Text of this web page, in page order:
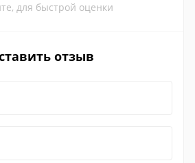
для быстрой оценки
отзыв